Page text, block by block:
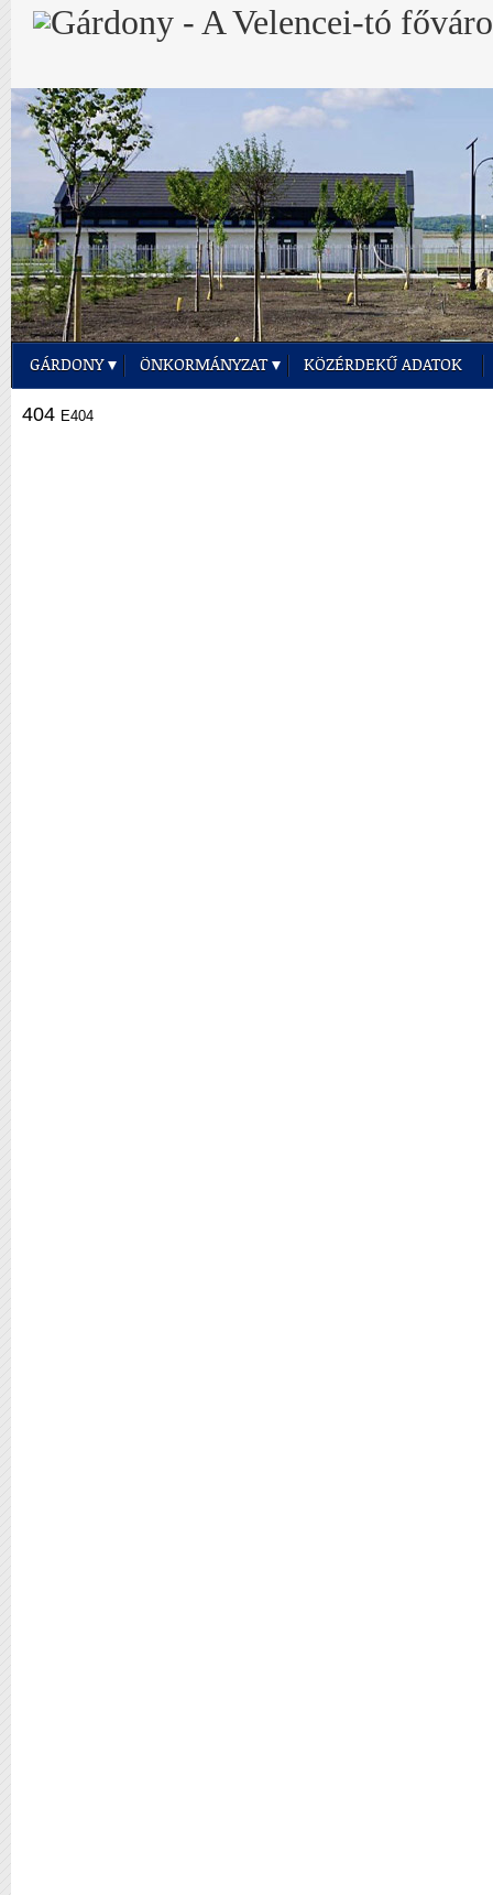
GÁRDONY ÖNKORMÁNYZAT KÖZÉRDEKŰ ADATOK
404 E404